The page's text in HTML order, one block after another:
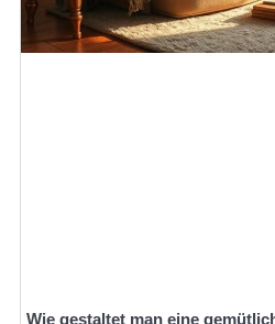
Wie gestaltet man eine